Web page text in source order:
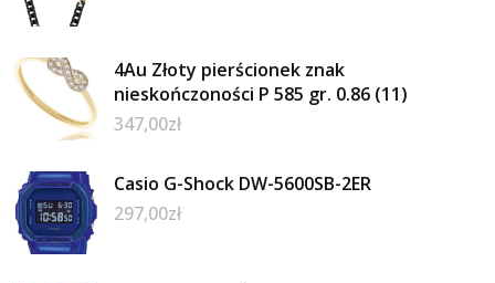
4Au Złoty pierścionek znak
nieskończoności P 585 gr. 0.86 (11)
347,00zł
Casio G-Shock DW-5600SB-2ER
297,00zł